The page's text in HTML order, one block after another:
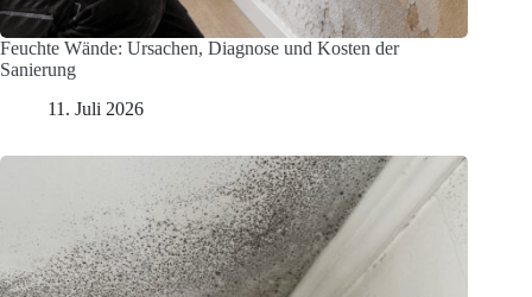
Feuchte Wände: Ursachen, Diagnose und Kosten der
Sanierung
11. Juli 2026